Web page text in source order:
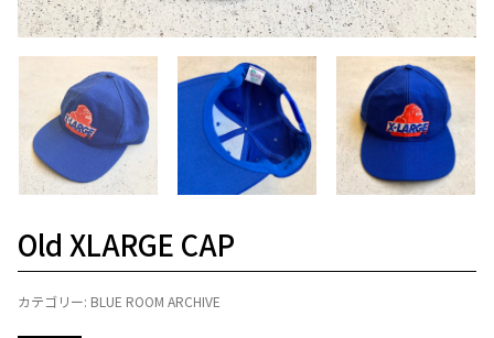
Old XLARGE CAP
カテゴリー: BLUE ROOM ARCHIVE